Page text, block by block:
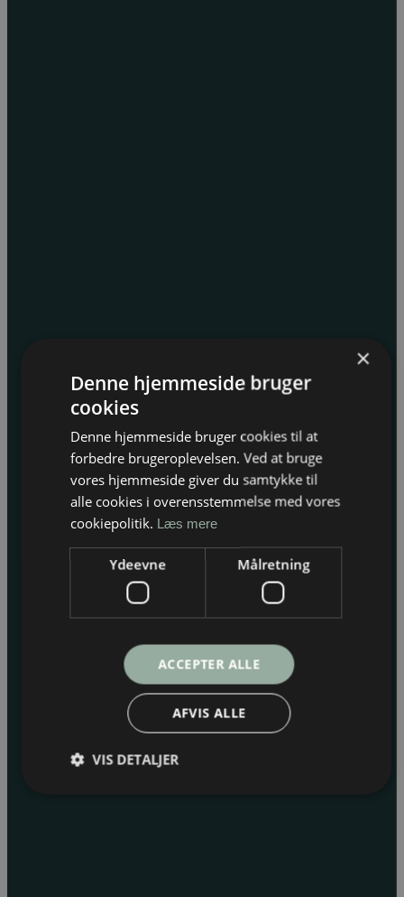
×
Denne hjemmeside bruger
cookies
Denne hjemmeside bruger cookies til at
forbedre brugeroplevelsen. Ved at bruge
vores hjemmeside giver du samtykke til
alle cookies i overensstemmelse med vores
cookiepolitik. Læs mere
Ydeevne Målretning
ACCEPTER ALLE
AFVIS ALLE
VIS DETALJER